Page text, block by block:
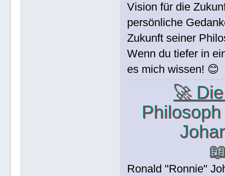
Vision für die
persönliche
Zukunft seiner
Wenn du tiefer in
es mich wissen! 😊
🚀
Ronald "Ronnie"